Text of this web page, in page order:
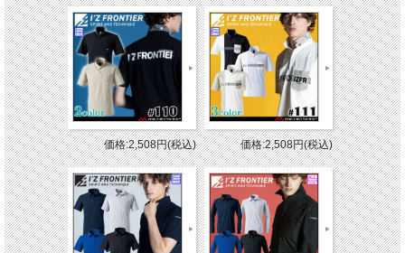
価格:2,508円(税込) 価格:2,508円(税込)